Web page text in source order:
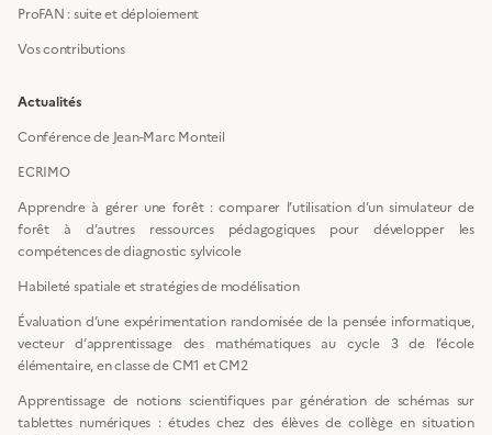
ProFAN : suite et déploiement
Vos contributions
Actualités
Conférence de Jean-Marc Monteil
ECRIMO
Apprendre à gérer une forêt : comparer l’utilisation d’un simulateur de
forêt à d’autres ressources pédagogiques pour développer les
compétences de diagnostic sylvicole
Habileté spatiale et stratégies de modélisation
Évaluation d’une expérimentation randomisée de la pensée informatique,
vecteur d’apprentissage des mathématiques au cycle 3 de l’école
élémentaire, en classe de CM1 et CM2
Apprentissage de notions scientifiques par génération de schémas sur
tablettes numériques : études chez des élèves de collège en situation